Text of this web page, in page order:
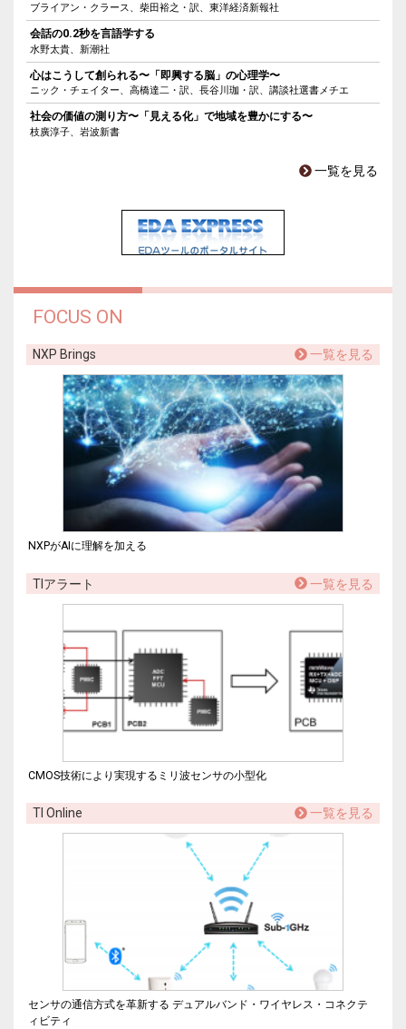
ブライアン・クラース、柴田裕之・訳、東洋経済新報社
会話の0.2秒を言語学する
水野太貴、新潮社
心はこうして創られる〜「即興する脳」の心理学〜
ニック・チェイター、高橋達二・訳、長谷川珈・訳、講談社選書メチエ
社会の価値の測り方〜「見える化」で地域を豊かにする〜
枝廣淳子、岩波新書
一覧を見る
FOCUS ON
NXP Brings 一覧を見る
NXPがAIに理解を加える
TIアラート 一覧を見る
CMOS技術により実現するミリ波センサの小型化
TI Online 一覧を見る
センサの通信方式を革新する デュアルバンド・ワイヤレス・コネクテ
ィビティ